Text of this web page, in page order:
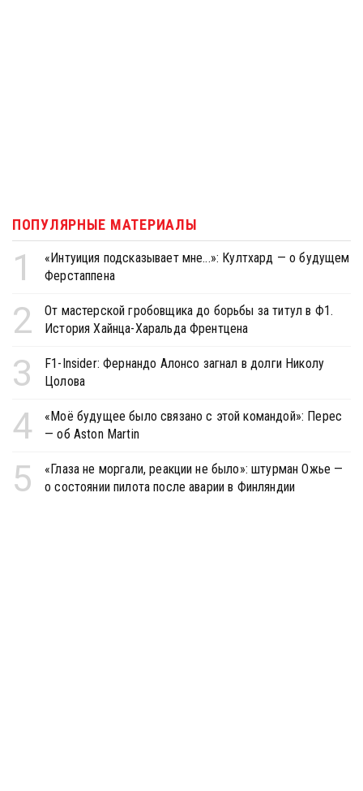
ПОПУЛЯРНЫЕ МАТЕРИАЛЫ
1
«Интуиция подсказывает мне...»: Култхард — о будущем
Ферстаппена
2
От мастерской гробовщика до борьбы за титул в Ф1.
История Хайнца-Харальда Френтцена
3
F1-Insider: Фернандо Алонсо загнал в долги Николу
Цолова
4
«Моё будущее было связано с этой командой»: Перес
— об Aston Martin
5
«Глаза не моргали, реакции не было»: штурман Ожье —
о состоянии пилота после аварии в Финляндии